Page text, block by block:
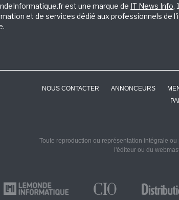
est une marque de IT News Info,
et de services dédié aux professionnels de
NOUS CONTACTER ANNONCEURS
Toute reproduction ou représentation intégrale
l'éditeur ou du